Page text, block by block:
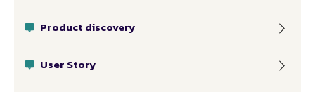
Product discovery
User Story